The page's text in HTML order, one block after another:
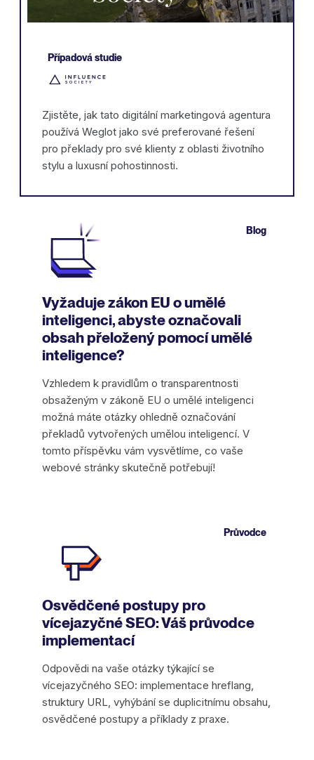
Případová studie
Zjistěte, jak tato digitální marketingová agentura
používá Weglot jako své preferované řešení
pro překlady pro své klienty z oblasti životního
stylu a luxusní pohostinnosti.
Blog
Vyžaduje zákon EU o umělé
inteligenci, abyste označovali
obsah přeložený pomocí umělé
inteligence?
Vzhledem k pravidlům o transparentnosti
obsaženým v zákoně EU o umělé inteligenci
možná máte otázky ohledně označování
překladů vytvořených umělou inteligencí. V
tomto příspěvku vám vysvětlíme, co vaše
webové stránky skutečně potřebují!
Průvodce
Osvědčené postupy pro
vícejazyčné SEO: Váš průvodce
implementací
Odpovědi na vaše otázky týkající se
vícejazyčného SEO: implementace hreflang,
struktury URL, vyhýbání se duplicitnímu obsahu,
osvědčené postupy a příklady z praxe.